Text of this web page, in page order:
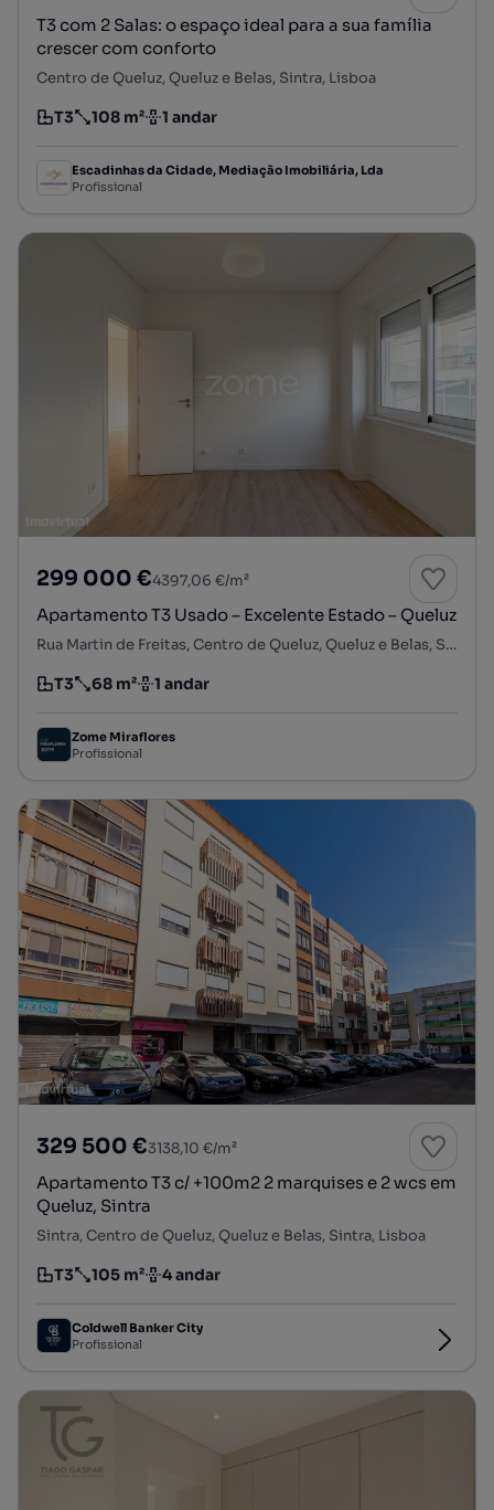
T3 com 2 Salas: o espaço ideal para a sua família
crescer com conforto
Centro de Queluz, Queluz e Belas, Sintra, Lisboa
Tipologia
T3
Preço por metro quadrado
108 m²
Andar 1 andar
Escadinhas da Cidade, Mediação Imobiliária, Lda
Profissional
299 000 €4397,06 €/m²
Apartamento T3 Usado – Excelente Estado – Queluz
Rua Martin de Freitas, Centro de Queluz, Queluz e Belas, Sintra, Lisboa
Tipologia
T3
Preço por metro quadrado
68 m²
Andar 1 andar
Zome Miraflores
Profissional
329 500 €3138,10 €/m²
Apartamento T3 c/ +100m2 2 marquises e 2 wcs em
Queluz, Sintra
Sintra, Centro de Queluz, Queluz e Belas, Sintra, Lisboa
Tipologia
T3
Preço por metro quadrado
105 m²
Andar 4 andar
Coldwell Banker City
Profissional